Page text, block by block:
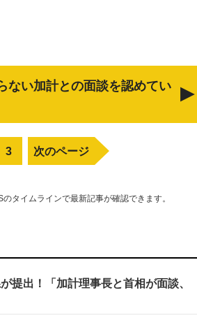
ない加計との面談を認めてい
3 次のページ
タイムラインで最新記事が確認できます。
提出！「加計理事長と首相が面談、